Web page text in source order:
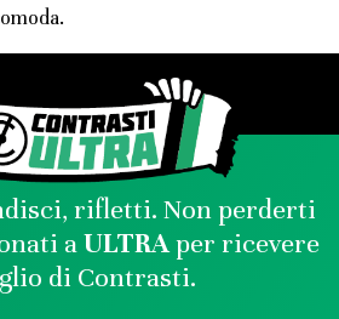
rifletti. Non perderti
aULTRAper ricevere
di Contrasti.